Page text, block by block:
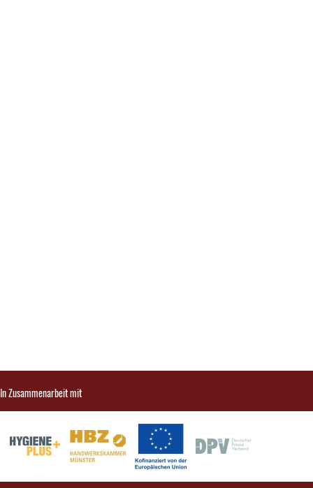
In Zusammenarbeit mit